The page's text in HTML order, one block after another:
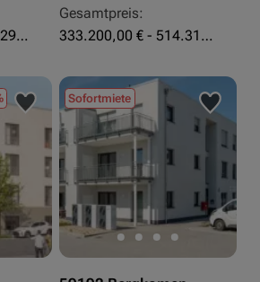
244.713,75 € - 336.292 €
Gesamtpreis:
333.200,00 € - 514.310,00 €
Sofortmiete